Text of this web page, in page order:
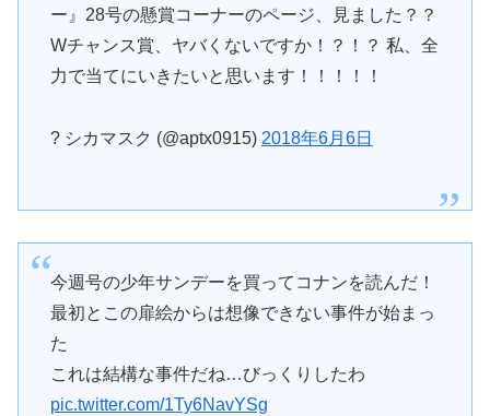
ー』28号の懸賞コーナーのページ、見ました？？
Wチャンス賞、ヤバくないですか！？！？ 私、全
力で当てにいきたいと思います！！！！！
? シカマスク (@aptx0915) 2018年6月6日
今週号の少年サンデーを買ってコナンを読んだ！
最初とこの扉絵からは想像できない事件が始まっ
た
これは結構な事件だね…びっくりしたわ
pic.twitter.com/1Ty6NavYSg